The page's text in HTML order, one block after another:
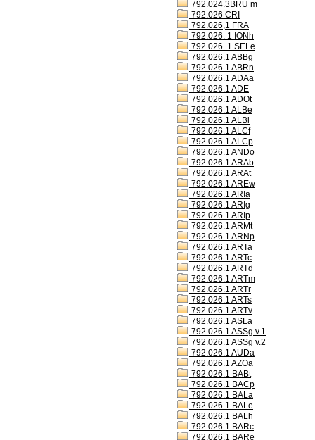
792.024.3BRU m
792.026 CRI
792.026,1 FRA
792.026. 1 IONh
792.026. 1 SELe
792.026.1 ABBg
792.026.1 ABRn
792.026.1 ADAa
792.026.1 ADE
792.026.1 ADOt
792.026.1 ALBe
792.026.1 ALBl
792.026.1 ALCf
792.026.1 ALCp
792.026.1 ANDo
792.026.1 ARAb
792.026.1 ARAt
792.026.1 AREw
792.026.1 ARIa
792.026.1 ARIg
792.026.1 ARIp
792.026.1 ARMt
792.026.1 ARNp
792.026.1 ARTa
792.026.1 ARTc
792.026.1 ARTd
792.026.1 ARTm
792.026.1 ARTr
792.026.1 ARTs
792.026.1 ARTv
792.026.1 ASLa
792.026.1 ASSg v.1
792.026.1 ASSg v.2
792.026.1 AUDa
792.026.1 AZOa
792.026.1 BABt
792.026.1 BACp
792.026.1 BALa
792.026.1 BALe
792.026.1 BALh
792.026.1 BARc
792.026.1 BARe